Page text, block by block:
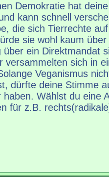
Demokratie hat
kann schnell
die sich Tierrechte
sie wohl kaum
über ein Direktmandat
versammelten sich in
Veganismus
dürfte deine Stimme
Wählst du eine
für z.B.